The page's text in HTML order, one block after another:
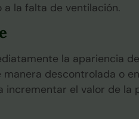
la falta de ventilación.
la apariencia
descontrolada o
el valor de